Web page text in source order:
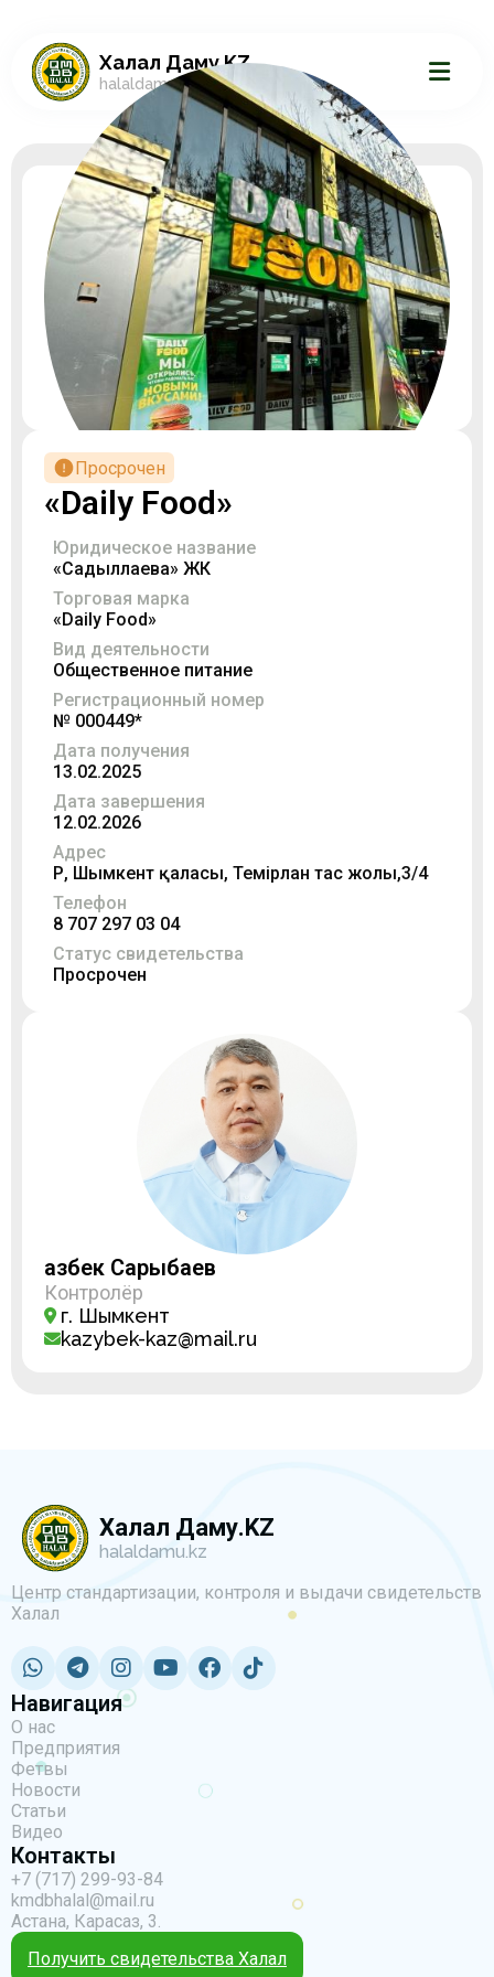
Халал Даму.KZ
halaldamu.kz
Просрочен
«Daily Food»
Юридическое название
«Садыллаева» ЖК
Торговая марка
«Daily Food»
Вид деятельности
Общественное питание
Регистрационный номер
№ 000449*
Дата получения
13.02.2025
Дата завершения
12.02.2026
Адрес
ҚР, Шымкент қаласы, Темірлан тас жолы,3/4
Телефон
8 707 297 03 04
Статус свидетельства
Просрочен
Қазбек Сарыбаев
Контролёр
г. Шымкент
kazybek-kaz@mail.ru
Халал Даму.KZ
halaldamu.kz
Центр стандартизации, контроля и выдачи свидетельств
Халал
Навигация
О нас
Предприятия
Фетвы
Новости
Статьи
Видео
Контакты
+7 (717) 299-93-84
kmdbhalal@mail.ru
Астана, Карасаз, 3.
Получить свидетельства Халал